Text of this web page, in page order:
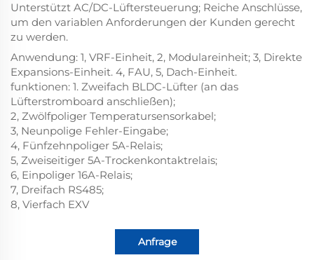
Unterstützt AC/DC-Lüftersteuerung; Reiche Anschlüsse,
um den variablen Anforderungen der Kunden gerecht
zu werden.
Anwendung: 1, VRF-Einheit, 2, Modulareinheit; 3, Direkte
Expansions-Einheit. 4, FAU, 5, Dach-Einheit.
funktionen: 1. Zweifach BLDC-Lüfter (an das
Lüfterstromboard anschließen);
2, Zwölfpoliger Temperatursensorkabel;
3, Neunpolige Fehler-Eingabe;
4, Fünfzehnpoliger 5A-Relais;
5, Zweiseitiger 5A-Trockenkontaktrelais;
6, Einpoliger 16A-Relais;
7, Dreifach RS485;
8, Vierfach EXV
Anfrage